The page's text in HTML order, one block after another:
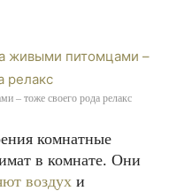
– тоже своего рода релакс
комнатные
в комнате. Они
воздух и